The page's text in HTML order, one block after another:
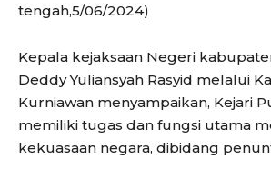
tengah,5/06/2024)
Kepala kejaksaan Negeri
Deddy Yuliansyah Rasyid melalui
Kurniawan menyampaikan, Kejari
memiliki tugas dan fungsi utama
kekuasaan negara, dibidang